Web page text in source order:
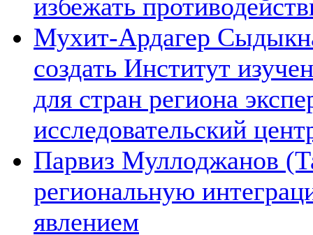
избежать
Мухит-Ардагер
создать Институт
для стран региона
исследовательский
Парвиз Муллоджанов
региональную
явлением